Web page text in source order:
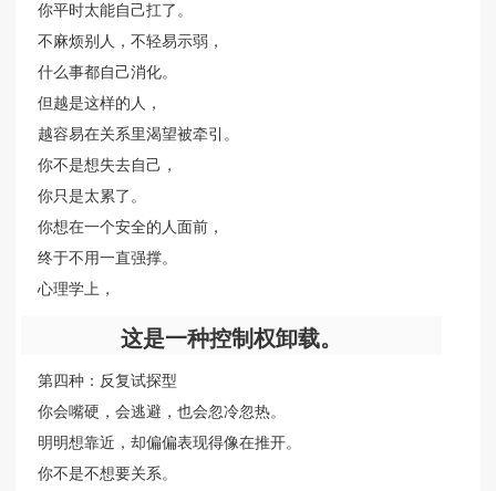
你平时太能自己扛了。
不麻烦别人，不轻易示弱，
什么事都自己消化。
但越是这样的人，
越容易在关系里渴望被牵引。
你不是想失去自己，
你只是太累了。
你想在一个安全的人面前，
终于不用一直强撑。
心理学上，
这是一种控制权卸载。
第四种：反复试探型
你会嘴硬，会逃避，也会忽冷忽热。
明明想靠近，却偏偏表现得像在推开。
你不是不想要关系。